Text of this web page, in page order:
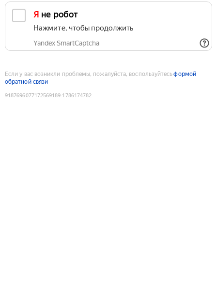
Я не робот
Нажмите, чтобы продолжить
Yandex SmartCaptcha
Если у вас возникли проблемы, пожалуйста, воспользуйтесьформой
обратной связи
9187696077172569189:1786174782